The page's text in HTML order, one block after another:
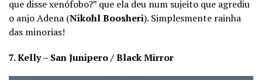
que disse xenófobo?” que ela deu num sujeito que agrediu
o anjo Adena (Nikohl Boosheri). Simplesmente rainha
das minorias!
7. Kelly – San Junipero / Black Mirror